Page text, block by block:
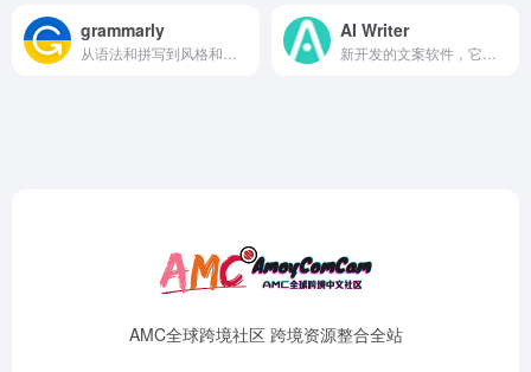
grammarly AI Writer
AMC全球跨境社区 跨境资源整合全站